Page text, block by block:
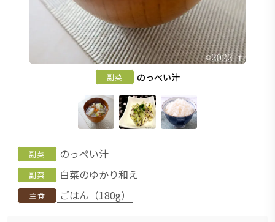
副菜 のっぺい汁
副菜 のっぺい汁
副菜 白菜のゆかり和え
主食 ごはん（180g）